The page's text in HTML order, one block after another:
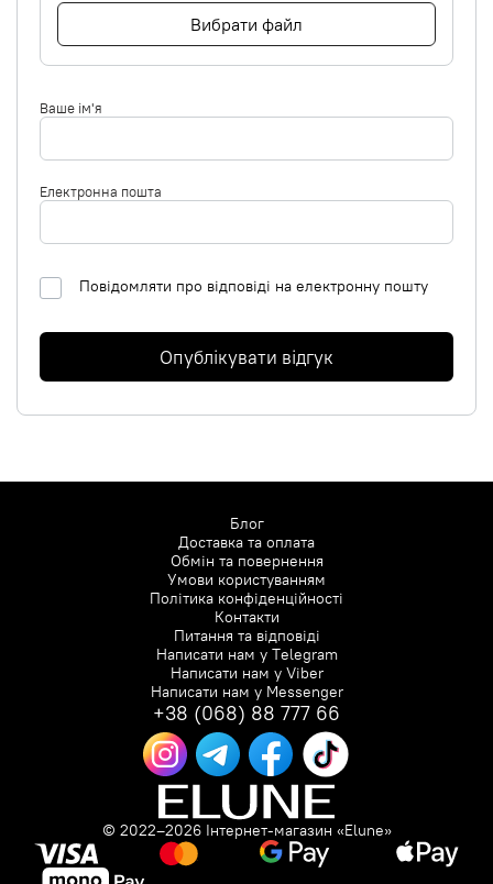
Вибрати файл
Ваше ім'я
Електронна пошта
Повідомляти про відповіді на електронну пошту
Опублікувати відгук
© 2022–2026 Інтернет-магазин «Elune»
Блог
Доставка та оплата
Обмін та повернення
Умови користуванням
Політика конфіденційності
Контакти
Питання та відповіді
Написати нам уTelegram
Написати нам уViber
Написати нам уMessenger
+38 (068) 88 777 66